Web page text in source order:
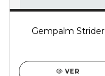
Gempalm Strider
VER